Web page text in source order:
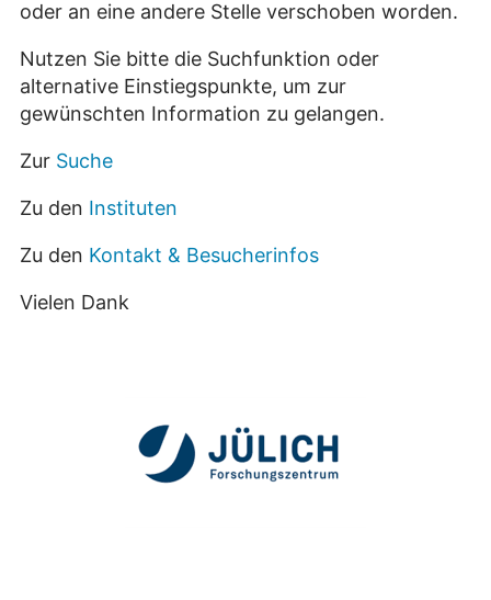
oder an eine andere Stelle verschoben worden.
Nutzen Sie bitte die Suchfunktion oder
alternative Einstiegspunkte, um zur
gewünschten Information zu gelangen.
Zur Suche
Zu den Instituten
Zu den Kontakt & Besucherinfos
Vielen Dank